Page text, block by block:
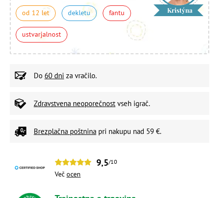
od 12 let dekletu fantu
ustvarjalnost
Kristýna
Do 60 dni za vračilo.
Zdravstvena neoporečnost vseh igrač.
Brezplačna poštnina pri nakupu nad 59 €.
9,5/10
Več ocen